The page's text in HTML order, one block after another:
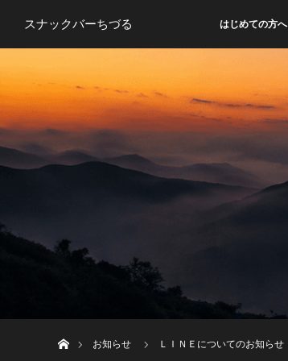
スナックバーちづる はじめての方へ
お知らせ
ＬＩＮＥについてのお知らせ